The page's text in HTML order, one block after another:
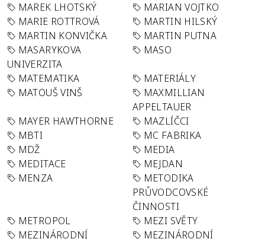
MAREK LHOTSKÝ
MARIAN VOJTKO
MARIE ROTTROVÁ
MARTIN HILSKÝ
MARTIN KONVIČKA
MARTIN PUTNA
MASARYKOVA
UNIVERZITA
MASO
MATEMATIKA
MATERIÁLY
MATOUŠ VINŠ
MAXMILLIAN
APPELTAUER
MAYER HAWTHORNE
MAZLÍČCI
MBTI
MC FABRIKA
MDŽ
MEDIA
MEDITACE
MEJDAN
MENZA
METODIKA
PRŮVODCOVSKÉ
ČINNOSTI
METROPOL
MEZI SVĚTY
MEZINÁRODNÍ
MEZINÁRODNÍ